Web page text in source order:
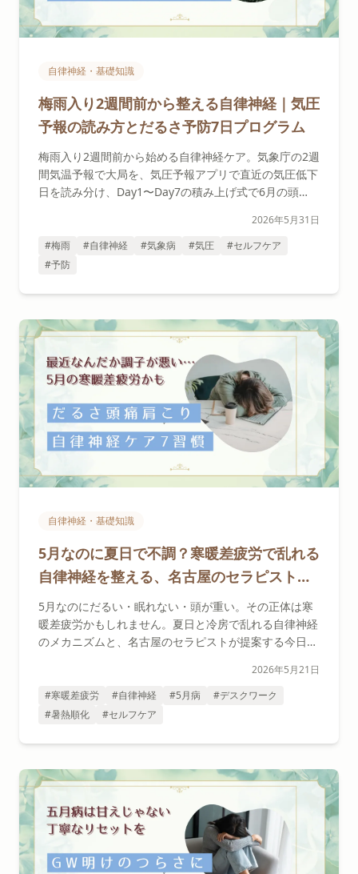
自律神経・基礎知識
梅雨入り2週間前から整える自律神経｜気圧
予報の読み方とだるさ予防7日プログラム
梅雨入り2週間前から始める自律神経ケア。気象庁の2週
間気温予報で大局を、気圧予報アプリで直近の気圧低下
日を読み分け、Day1〜Day7の積み上げ式で6月の頭
2026年5月31日
#梅雨
#自律神経 #気象病 #気圧
#セルフケア
#予防
自律神経・基礎知識
5月なのに夏日で不調？寒暖差疲労で乱れる
自律神経を整える、名古屋のセラピストが
提案する7習慣
5月なのにだるい・眠れない・頭が重い。その正体は寒
暖差疲労かもしれません。夏日と冷房で乱れる自律神経
のメカニズムと、名古屋のセラピストが提案する今日か
2026年5月21日
#寒暖差疲労
#自律神経 #5月病
#デスクワーク
#暑熱順化
#セルフケア